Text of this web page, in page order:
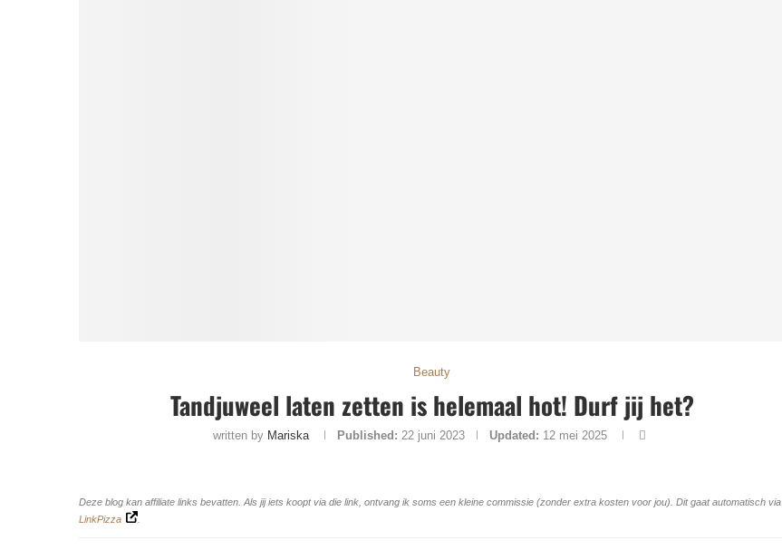
Beauty
Tandjuweel laten zetten is helemaal hot! Durf jij het?
written by Mariska Published: 22 juni 2023 Updated: 12 mei 2025
Deze blog kan affiliate links bevatten. Als jij iets koopt via die link, ontvang ik soms een kleine commissie (zonder extra kosten voor jou). Dit gaat automatisch via
LinkPizza